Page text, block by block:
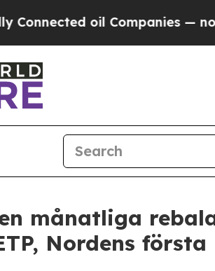
oil Companies — not
månatliga
Nordens första